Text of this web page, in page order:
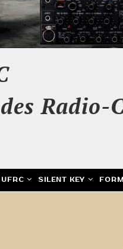
Radio-
UFRC SILENT KEY